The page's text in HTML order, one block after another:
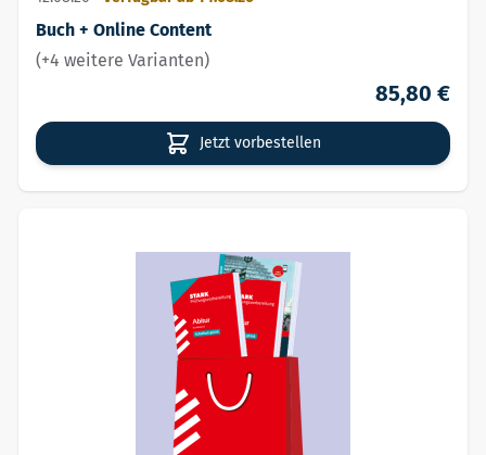
Buch + Online Content
(+4 weitere Varianten)
85,80 €
Jetzt vorbestellen